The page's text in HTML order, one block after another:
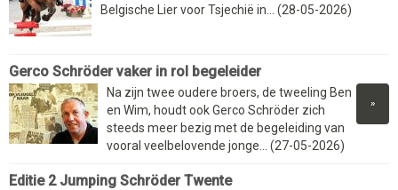
Belgische Lier voor Tsjechië in... (28-05-2026)
Gerco Schröder vaker in rol begeleider
»
Na zijn twee oudere broers, de tweeling Ben
en Wim, houdt ook Gerco Schröder zich
steeds meer bezig met de begeleiding van
vooral veelbelovende jonge... (27-05-2026)
Editie 2 Jumping Schröder Twente